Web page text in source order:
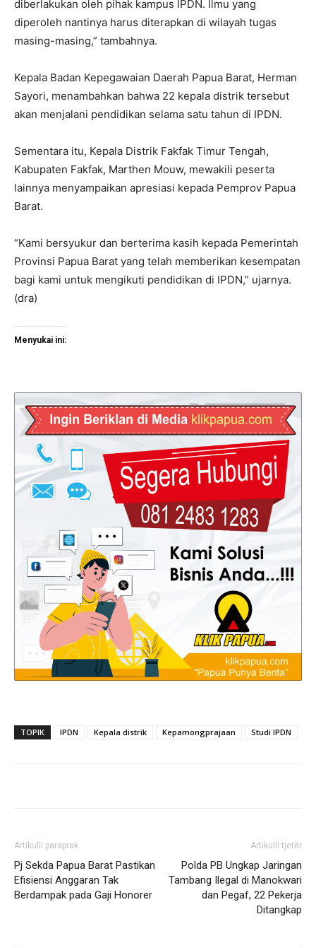
diberlakukan oleh pihak kampus IPDN. Ilmu yang
diperoleh nantinya harus diterapkan di wilayah tugas
masing-masing,” tambahnya.
Kepala Badan Kepegawaian Daerah Papua Barat, Herman
Sayori, menambahkan bahwa 22 kepala distrik tersebut
akan menjalani pendidikan selama satu tahun di IPDN.
Sementara itu, Kepala Distrik Fakfak Timur Tengah,
Kabupaten Fakfak, Marthen Mouw, mewakili peserta
lainnya menyampaikan apresiasi kepada Pemprov Papua
Barat.
“Kami bersyukur dan berterima kasih kepada Pemerintah
Provinsi Papua Barat yang telah memberikan kesempatan
bagi kami untuk mengikuti pendidikan di IPDN,” ujarnya.
(dra)
Menyukai ini:
TOPIK IPDN Kepala distrik Kepamongprajaan Studi IPDN
Artikulli paraprak
Pj Sekda Papua Barat Pastikan
Efisiensi Anggaran Tak
Berdampak pada Gaji Honorer
Artikulli tjetër
Polda PB Ungkap Jaringan
Tambang Ilegal di Manokwari
dan Pegaf, 22 Pekerja
Ditangkap